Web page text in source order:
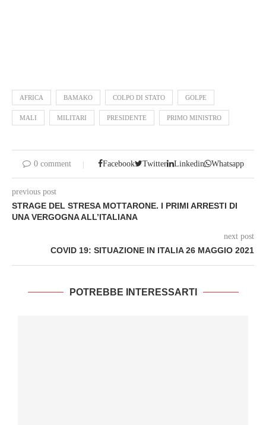
AFRICA BAMAKO COLPO DI STATO GOLPE
MALI MILITARI PRESIDENTE PRIMO MINISTRO
0 comment Facebook Twitter Linkedin Whatsapp
previous post
STRAGE DEL STRESA MOTTARONE. I PRIMI ARRESTI DI
UNA VERGOGNA ALL’ITALIANA
next post
COVID 19: SITUAZIONE IN ITALIA 26 MAGGIO 2021
POTREBBE INTERESSARTI